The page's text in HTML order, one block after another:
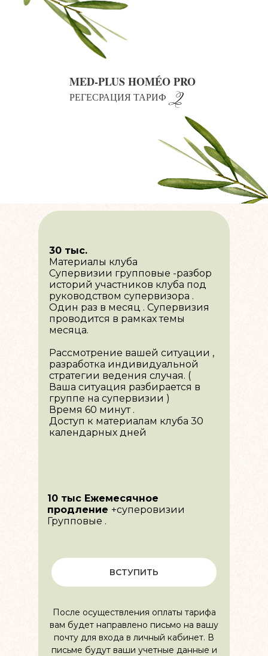
MED-PLUS HOMÉO PRO
РЕГЕСРАЦИЯ ТАРИФ
ВСТУПИТЬ
10 тыс Ежемесячное
продление +суперовизии
Групповые .
30 тыс.
Материалы клуба
Супервизии групповые -разбор
историй участников клуба под
руководством супервизора .
Один раз в месяц . Супервизия
проводится в рамках темы
месяца.
Рассмотрение вашей ситуации ,
разработка индивидуальной
стратегии ведения случая. (
Ваша ситуация разбирается в
группе на супервизии )
Время 60 минут .
Доступ к материалам клуба 30
календарных дней
После осуществления оплаты тарифа
вам будет направлено письмо на вашу
почту для входа в личный кабинет. В
письме будут ваши учетные данные и